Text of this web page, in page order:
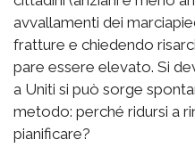
avvallamenti dei
fratture e chiedendo
pare essere elevato. Si
a Uniti si può sorge
metodo: perché ridursi a
pianificare?